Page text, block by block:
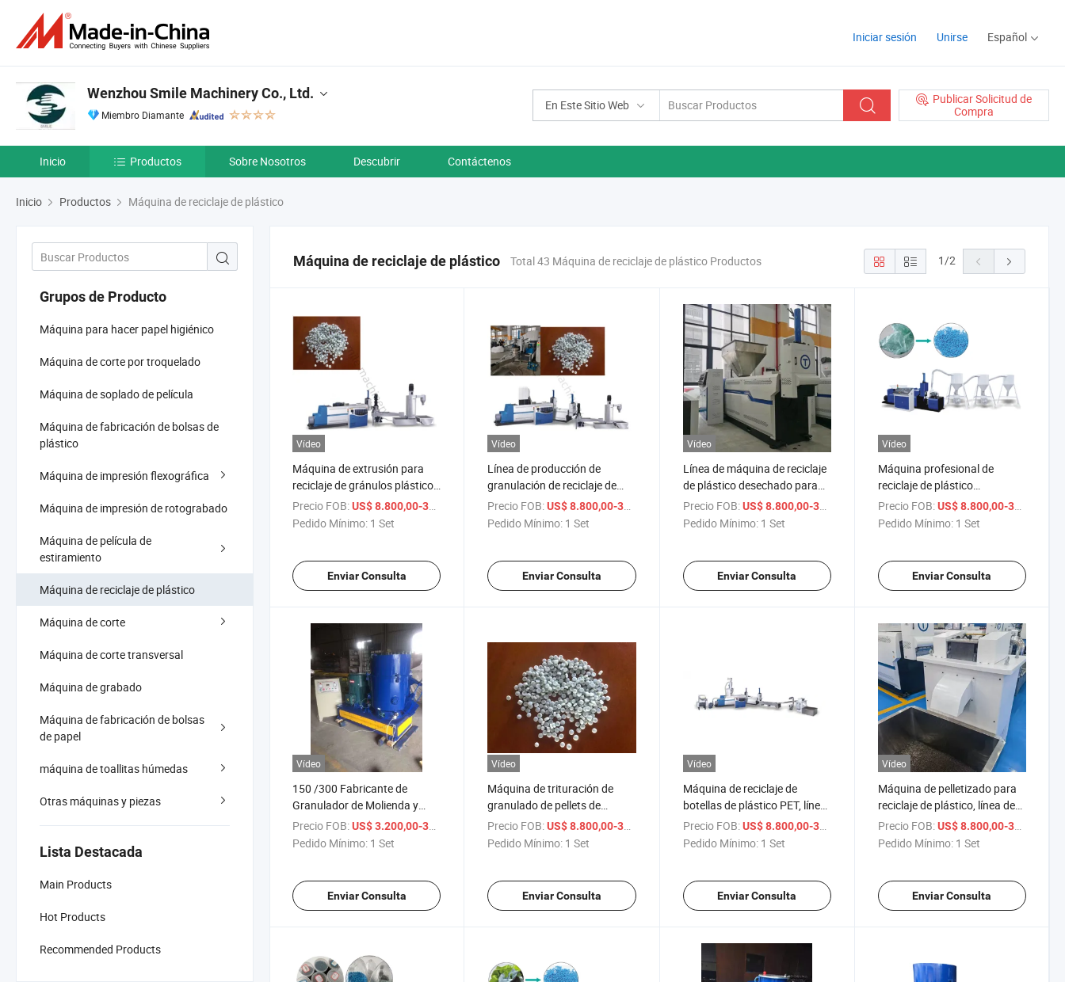
Iniciar sesión Unirse Español
En Este Sitio Web
Publicar Solicitud de
Compra
Wenzhou Smile Machinery Co., Ltd.
Miembro Diamante
Inicio Productos Sobre Nosotros Descubrir Contáctenos
Inicio Productos Máquina de reciclaje de plástico
Grupos de Producto
Máquina para hacer papel higiénico
Máquina de corte por troquelado
Máquina de soplado de película
Máquina de fabricación de bolsas de
plástico
Máquina de impresión flexográfica
Máquina de impresión de rotograbado
Máquina de película de
estiramiento
Máquina de reciclaje de plástico
Máquina de corte
Máquina de corte transversal
Máquina de grabado
Máquina de fabricación de bolsas
de papel
máquina de toallitas húmedas
Otras máquinas y piezas
Lista Destacada
Main Products
Hot Products
Recommended Products
Máquina de reciclaje de plástico Total 43 Máquina de reciclaje de plástico Productos 1/2
Vídeo
Máquina de extrusión para
reciclaje de gránulos plásticos
totalmente automática
Precio FOB:US$ 8.800,00-38.800,00
/ Set
Pedido Mínimo: 1 Set
Enviar Consulta
Vídeo
Línea de producción de
granulación de reciclaje de
plástico de desecho de PP PE
Pet PVC, máquina de
Precio FOB: US$ 8.800,00-38.800,00
/ Set
Pedido Mínimo: 1 Set
Enviar Consulta
Vídeo
Línea de máquina de reciclaje
de plástico desechado para
producir pellets, reciclaje de
película de PE, granulador
Precio FOB: US$ 8.800,00-38.800,00
/ Set
Pedido Mínimo: 1 Set
Enviar Consulta
Vídeo
Máquina profesional de
reciclaje de plástico
desechado enfriada por aire
fabricada en China, máquina
Precio FOB: US$ 8.800,00-38.800,00
Pedido Mínimo: 1 Set
Enviar Consulta
Vídeo
150 /300 Fabricante de
Granulador de Molienda y
Trituración de Plástico
Máquina de Reciclaje de
Precio FOB:US$ 3.200,00-38.800,00
/ Set
Pedido Mínimo: 1 Set
Enviar Consulta
Vídeo
Máquina de trituración de
granulado de pellets de
plástico reciclado extrusora
granulator
Precio FOB: US$ 8.800,00-38.800,00
/ Set
Pedido Mínimo: 1 Set
Enviar Consulta
Vídeo
Máquina de reciclaje de
botellas de plástico PET, línea
de trituración, lavado y
secado de plástico desechado
Precio FOB: US$ 8.800,00-38.800,00
/ Set
Pedido Mínimo: 1 Set
Enviar Consulta
Vídeo
Máquina de pelletizado para
reciclaje de plástico, línea de
granulación de PP, PE y ABS
rígido, máquina de material en
Precio FOB: US$ 8.800,00-38.800,00
Pedido Mínimo: 1 Set
Enviar Consulta